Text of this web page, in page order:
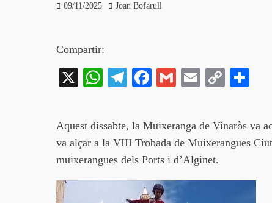
Posted
09/11/2025 Author
Joan Bofarull
Compartir:
X
W
ts
A
pp
Te
gr
a
m
Fa
bo
ok
G
E
ail
C
Li
nk
pa
ei
Aquest dissabte, la Muixeranga de Vinaròs va
va alçar a la VIII Trobada de Muixerangues
muixerangues dels Ports i d’Alginet.